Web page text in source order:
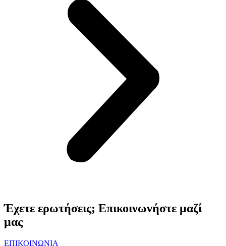
Έχετε ερωτήσεις; Επικοινωνήστε μαζί
μας
ΕΠΙΚΟΙΝΩΝΙΑ